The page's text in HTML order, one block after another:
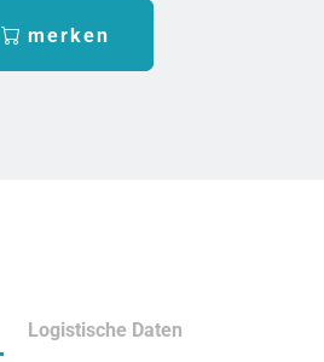
merken
Logistische Daten